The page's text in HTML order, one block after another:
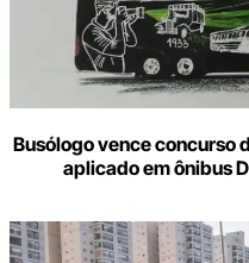
Busólogo vence concurso
aplicado em ônibus